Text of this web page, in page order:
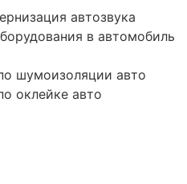
автозвука
в автомобиль
шумоизоляции авто
оклейке авто